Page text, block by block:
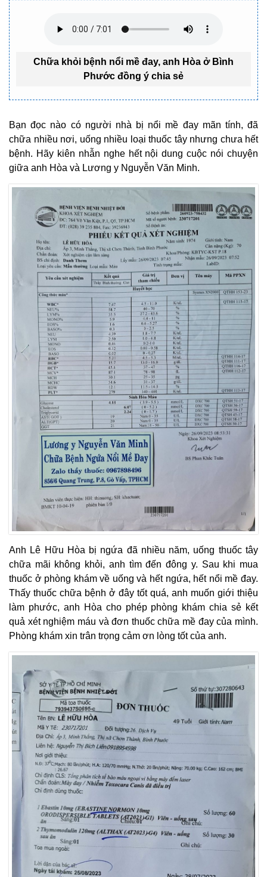
Chữa khỏi bệnh nổi mề đay, anh Hòa ở Bình
Phước đồng ý chia sẻ
Bạn đọc nào có người nhà bị nổi mề đay mãn tính, đã
chữa nhiều nơi, uống nhiều loại thuốc tây nhưng chưa hết
bệnh. Hãy kiên nhẫn nghe hết nội dung cuộc nói chuyện
giữa anh Hòa và Lương y Nguyễn Văn Minh.
Anh Lê Hữu Hòa bị ngứa đã nhiều năm, uống thuốc tây
chữa mãi không khỏi, anh tìm đến đông y. Sau khi mua
thuốc ở phòng khám về uống và hết ngứa, hết nổi mề đay.
Thấy thuốc chữa bệnh ở đây tốt quá, anh muốn giới thiệu
làm phước, anh Hòa cho phép phòng khám chia sẻ kết
quả xét nghiệm máu và đơn thuốc chữa mề đay của mình.
Phòng khám xin trân trọng cảm ơn lòng tốt của anh.